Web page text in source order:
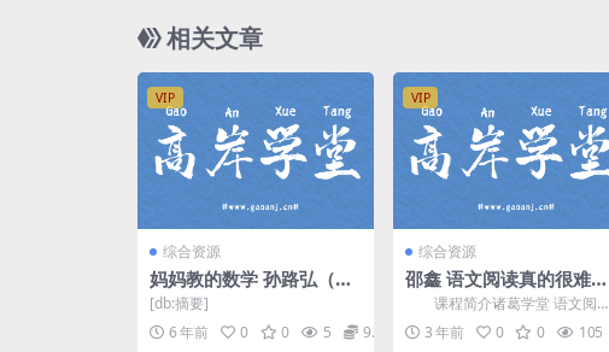
相关文章
VIP
综合资源
妈妈教的数学 孙路弘（完
结）mp3音频 百度网盘
[db:摘要]
6 年前
0 0 5 9.9
VIP
综合资源
邵鑫 语文阅读真的很难提
分第一季讲课视频(含电子
讲义)百度网盘
课程简介诸葛学堂 语文阅读
真的很难提分视频课程，由 邵鑫
老师讲课，第一季共...
3 年前 0 0 105